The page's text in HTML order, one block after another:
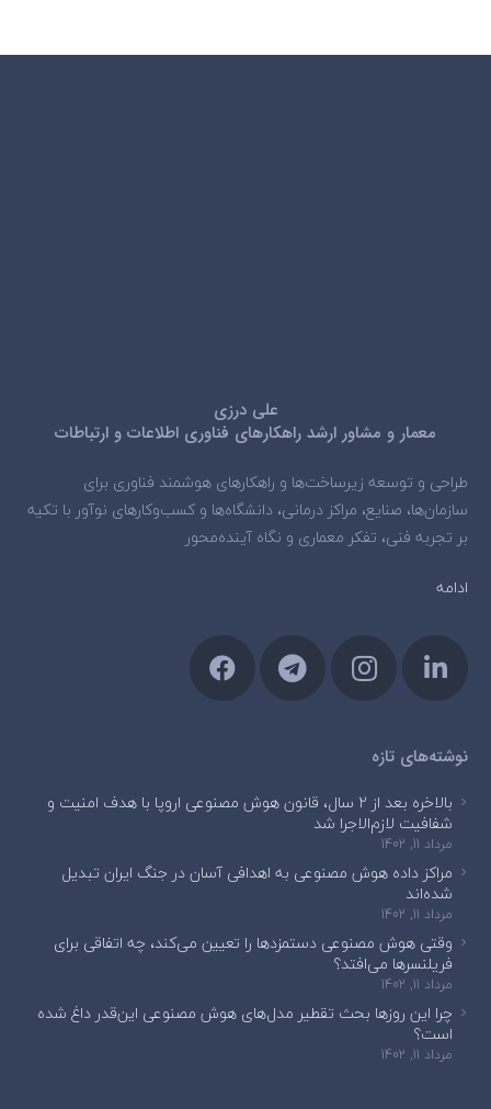
علی درزی
معمار و مشاور ارشد راهکارهای فناوری اطلاعات و ارتباطات
طراحی و توسعه زیرساخت‌ها و راهکارهای هوشمند فناوری برای
سازمان‌ها، صنایع، مراکز درمانی، دانشگاه‌ها و کسب‌وکارهای نوآور با تکیه
بر تجربه فنی، تفکر معماری و نگاه آینده‌محور
ادامه
نوشته‌های تازه
بالاخره بعد از ۲ سال، قانون هوش مصنوعی اروپا با هدف امنیت و
شفافیت لازم‌الاجرا شد
مرداد 11, 1402
مراکز داده هوش مصنوعی به اهدافی آسان در جنگ ایران تبدیل
شده‌اند
مرداد 11, 1402
وقتی هوش مصنوعی دستمزدها را تعیین می‌کند، چه اتفاقی برای
فریلنسرها می‌افتد؟
مرداد 11, 1402
چرا این روزها بحث تقطیر مدل‌های هوش مصنوعی این‌قدر داغ شده
است؟
مرداد 11, 1402